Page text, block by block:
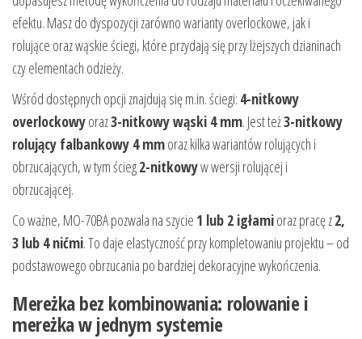
efektu. Masz do dyspozycji zarówno warianty overlockowe, jak i
rolujące oraz wąskie ściegi, które przydają się przy lżejszych dzianinach
czy elementach odzieży.
Wśród dostępnych opcji znajdują się m.in. ściegi: 4-nitkowy
overlockowyoraz3-nitkowy wąski 4 mm. Jest też3-nitkowy
rolujący falbankowy 4 mmoraz kilka wariantów rolujących i
obrzucających, w tym ścieg2-nitkowyw wersji rolującej i
obrzucającej.
Co ważne, MO-70BA pozwala na szycie 1 lub 2 igłamioraz pracę z2,
3 lub 4 nićmi. To daje elastyczność przy kompletowaniu projektu – od
podstawowego obrzucania po bardziej dekoracyjne wykończenia.
Mereżka bez kombinowania: rolowanie i
mereżka w jednym systemie